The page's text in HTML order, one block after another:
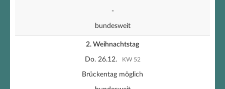
-
bundesweit
2. Weihnachtstag
Do. 26.12. KW 52
Brückentag möglich